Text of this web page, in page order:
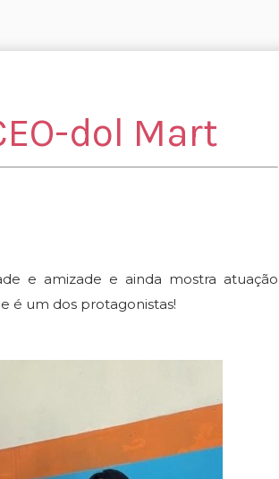
dol Mart
e amizade e ainda mostra atuação
é um dos protagonistas!